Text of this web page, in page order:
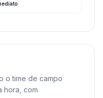
o time de campo
hora, com